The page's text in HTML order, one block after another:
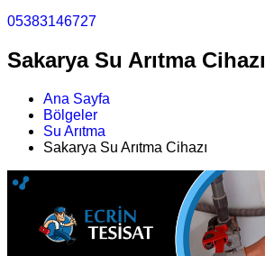
05383146727
Sakarya Su Arıtma Cihazı
Ana Sayfa
Bölgeler
Su Arıtma
Sakarya Su Arıtma Cihazı